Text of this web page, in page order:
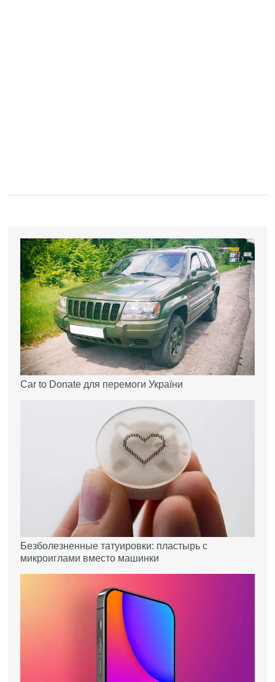
Car to Donate для перемоги України
Безболезненные татуировки: пластырь с
микроиглами вместо машинки